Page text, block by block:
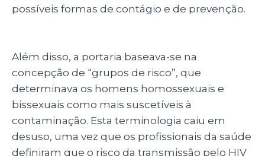
possíveis formas de contágio e de prevenção.
Além disso, a portaria baseava-se na
concepção de “grupos de risco”, que
determinava os homens homossexuais e
bissexuais como mais suscetíveis à
contaminação. Esta terminologia caiu em
desuso, uma vez que os profissionais da saúde
definiram que o risco da transmissão pelo HIV